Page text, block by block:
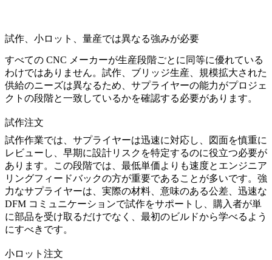
試作、小ロット、量産では異なる強みが必要
すべての CNC メーカーが生産段階ごとに同等に優れている
わけではありません。試作、ブリッジ生産、規模拡大された
供給のニーズは異なるため、サプライヤーの能力がプロジェ
クトの段階と一致しているかを確認する必要があります。
試作注文
試作作業では、サプライヤーは迅速に対応し、図面を慎重に
レビューし、早期に設計リスクを特定するのに役立つ必要が
あります。この段階では、最低単価よりも速度とエンジニア
リングフィードバックの方が重要であることが多いです。強
力なサプライヤーは、実際の材料、意味のある公差、迅速な
DFM コミュニケーションで試作をサポートし、購入者が単
に部品を受け取るだけでなく、最初のビルドから学べるよう
にすべきです。
小ロット注文